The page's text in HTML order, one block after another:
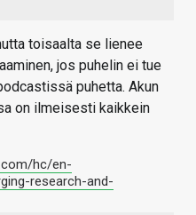
toisaalta se lienee
jos puhelin ei tue
puhetta. Akun
on ilmeisesti kaikkein
hc/en-
research-and-